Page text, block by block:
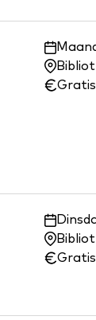
Waar
en
Waar
en